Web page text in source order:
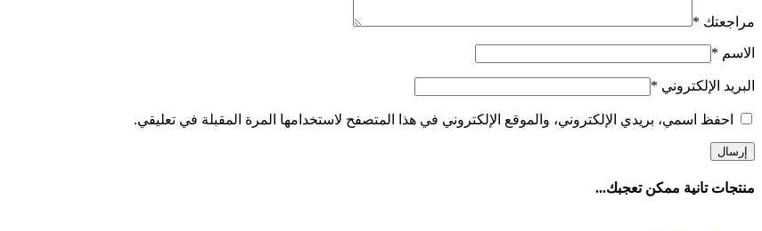
مراجعتك *
الاسم *
البريد الإلكتروني *
احفظ اسمي، بريدي الإلكتروني، والموقع الإلكتروني في هذا المتصفح لاستخدامها المرة المقبلة في تعليقي.
منتجات تانية ممكن تعجبك...